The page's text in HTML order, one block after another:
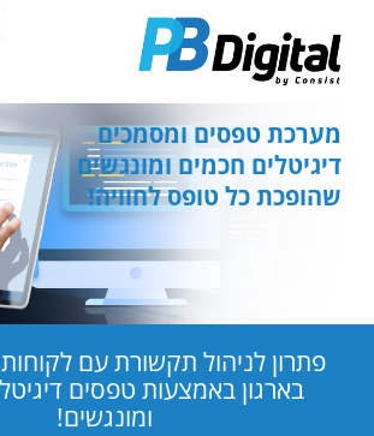
אנטר
מערכת טפסים ומסמכים
דיגיטלים חכמים ומונגשים
שהופכת כל טופס לחוויה!
פתרון לניהול תקשורת עם
בארגון באמצעות טפסים
ומונגשים!